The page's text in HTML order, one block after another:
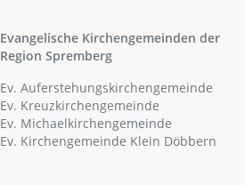
Evangelische Kirchengemeinden der
Region Spremberg
Ev. Auferstehungskirchengemeinde
Ev. Kreuzkirchengemeinde
Ev. Michaelkirchengemeinde
Ev. Kirchengemeinde Klein Döbbern